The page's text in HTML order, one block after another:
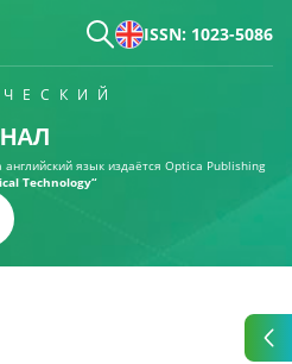
ISSN: 1023-5086
язык издаётся Optica Publishing
Technology“